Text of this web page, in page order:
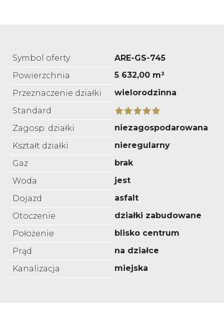
Symbol oferty
ARE-GS-745
Powierzchnia
5 632,00 m²
Przeznaczenie działki
wielorodzinna
Standard
Zagosp. działki
niezagospodarowana
Kształt działki
nieregularny
Gaz
brak
Woda
jest
Dojazd
asfalt
Otoczenie
działki zabudowane
Położenie
blisko centrum
Prąd
na działce
Kanalizacja
miejska